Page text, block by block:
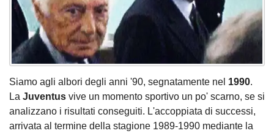
Siamo agli albori degli anni '90, segnatamente nel 1990.
La Juventus vive un momento sportivo un po' scarno, se si
analizzano i risultati conseguiti. L'accoppiata di successi,
arrivata al termine della stagione 1989-1990 mediante la